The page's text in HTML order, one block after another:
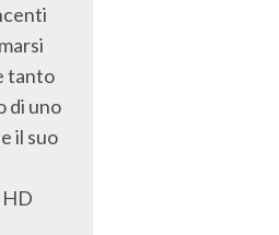
tanto
di uno
il suo